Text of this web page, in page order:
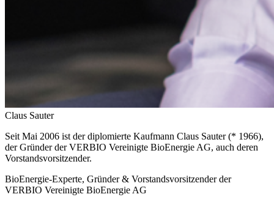
Claus Sauter
Seit Mai 2006 ist der diplomierte Kaufmann Claus Sauter (* 1966),
der Gründer der VERBIO Vereinigte BioEnergie AG, auch deren
Vorstandsvorsitzender.
BioEnergie-Experte, Gründer & Vorstandsvorsitzender der
VERBIO Vereinigte BioEnergie AG